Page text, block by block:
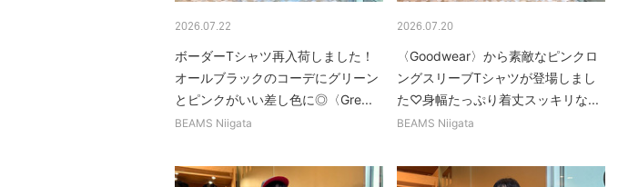
2026.07.22
ボーダーTシャツ再入荷しました！
オールブラックのコーデにグリーン
とピンクがいい差し色に◎〈Gre...
BEAMS Niigata
2026.07.20
〈Goodwear〉から素敵なピンクロ
ングスリーブTシャツが登場しまし
た♡身幅たっぷり着丈スッキリな...
BEAMS Niigata